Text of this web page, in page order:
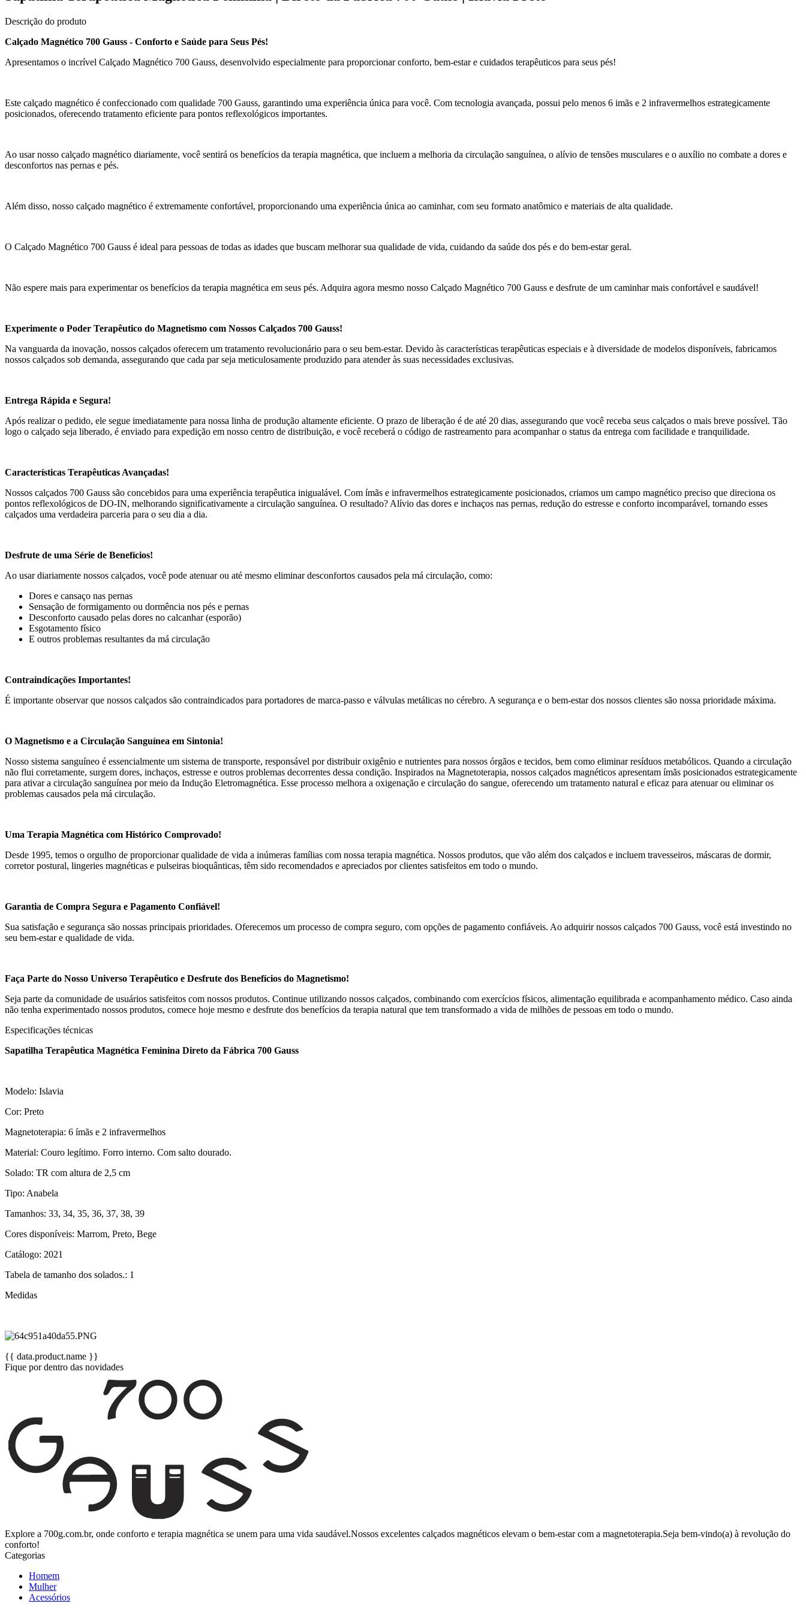
Descrição do produto
Calçado Magnético 700 Gauss - Conforto e Saúde para Seus Pés!
Apresentamos o incrível Calçado Magnético 700 Gauss, desenvolvido especialmente para proporcionar conforto, bem-estar e cuidados terapêuticos para seus pés!
Este calçado magnético é confeccionado com qualidade 700 Gauss, garantindo uma experiência única para você. Com tecnologia avançada, possui pelo menos 6 imãs e 2 infravermelhos estrategicamente
posicionados, oferecendo tratamento eficiente para pontos reflexológicos importantes.
Ao usar nosso calçado magnético diariamente, você sentirá os benefícios da terapia magnética, que incluem a melhoria da circulação sanguínea, o alívio de tensões musculares e o auxílio no combate a dores e
desconfortos nas pernas e pés.
Além disso, nosso calçado magnético é extremamente confortável, proporcionando uma experiência única ao caminhar, com seu formato anatômico e materiais de alta qualidade.
O Calçado Magnético 700 Gauss é ideal para pessoas de todas as idades que buscam melhorar sua qualidade de vida, cuidando da saúde dos pés e do bem-estar geral.
Não espere mais para experimentar os benefícios da terapia magnética em seus pés. Adquira agora mesmo nosso Calçado Magnético 700 Gauss e desfrute de um caminhar mais confortável e saudável!
Experimente o Poder Terapêutico do Magnetismo com Nossos Calçados 700 Gauss!
Na vanguarda da inovação, nossos calçados oferecem um tratamento revolucionário para o seu bem-estar. Devido às características terapêuticas especiais e à diversidade de modelos disponíveis, fabricamos
nossos calçados sob demanda, assegurando que cada par seja meticulosamente produzido para atender às suas necessidades exclusivas.
Entrega Rápida e Segura!
Após realizar o pedido, ele segue imediatamente para nossa linha de produção altamente eficiente. O prazo de liberação é de até 20 dias, assegurando que você receba seus calçados o mais breve possível. Tão
logo o calçado seja liberado, é enviado para expedição em nosso centro de distribuição, e você receberá o código de rastreamento para acompanhar o status da entrega com facilidade e tranquilidade.
Características Terapêuticas Avançadas!
Nossos calçados 700 Gauss são concebidos para uma experiência terapêutica inigualável. Com ímãs e infravermelhos estrategicamente posicionados, criamos um campo magnético preciso que direciona os
pontos reflexológicos de DO-IN, melhorando significativamente a circulação sanguínea. O resultado? Alívio das dores e inchaços nas pernas, redução do estresse e conforto incomparável, tornando esses
calçados uma verdadeira parceria para o seu dia a dia.
Desfrute de uma Série de Benefícios!
Ao usar diariamente nossos calçados, você pode atenuar ou até mesmo eliminar desconfortos causados pela má circulação, como:
Dores e cansaço nas pernas
Sensação de formigamento ou dormência nos pés e pernas
Desconforto causado pelas dores no calcanhar (esporão)
Esgotamento físico
E outros problemas resultantes da má circulação
Contraindicações Importantes!
É importante observar que nossos calçados são contraindicados para portadores de marca-passo e válvulas metálicas no cérebro. A segurança e o bem-estar dos nossos clientes são nossa prioridade máxima.
O Magnetismo e a Circulação Sanguínea em Sintonia!
Nosso sistema sanguíneo é essencialmente um sistema de transporte, responsável por distribuir oxigênio e nutrientes para nossos órgãos e tecidos, bem como eliminar resíduos metabólicos. Quando a circulação
não flui corretamente, surgem dores, inchaços, estresse e outros problemas decorrentes dessa condição. Inspirados na Magnetoterapia, nossos calçados magnéticos apresentam ímãs posicionados estrategicamente
para ativar a circulação sanguínea por meio da Indução Eletromagnética. Esse processo melhora a oxigenação e circulação do sangue, oferecendo um tratamento natural e eficaz para atenuar ou eliminar os
problemas causados pela má circulação.
Uma Terapia Magnética com Histórico Comprovado!
Desde 1995, temos o orgulho de proporcionar qualidade de vida a inúmeras famílias com nossa terapia magnética. Nossos produtos, que vão além dos calçados e incluem travesseiros, máscaras de dormir,
corretor postural, lingeries magnéticas e pulseiras bioquânticas, têm sido recomendados e apreciados por clientes satisfeitos em todo o mundo.
Garantia de Compra Segura e Pagamento Confiável!
Sua satisfação e segurança são nossas principais prioridades. Oferecemos um processo de compra seguro, com opções de pagamento confiáveis. Ao adquirir nossos calçados 700 Gauss, você está investindo no
seu bem-estar e qualidade de vida.
Faça Parte do Nosso Universo Terapêutico e Desfrute dos Benefícios do Magnetismo!
Seja parte da comunidade de usuários satisfeitos com nossos produtos. Continue utilizando nossos calçados, combinando com exercícios físicos, alimentação equilibrada e acompanhamento médico. Caso ainda
não tenha experimentado nossos produtos, comece hoje mesmo e desfrute dos benefícios da terapia natural que tem transformado a vida de milhões de pessoas em todo o mundo.
Especificações técnicas
Sapatilha Terapêutica Magnética Feminina Direto da Fábrica 700 Gauss
Modelo: Islavia
Cor: Preto
Magnetoterapia: 6 ímãs e 2 infravermelhos
Material: Couro legítimo. Forro interno. Com salto dourado.
Solado: TR com altura de 2,5 cm
Tipo: Anabela
Tamanhos: 33, 34, 35, 36, 37, 38, 39
Cores disponíveis: Marrom, Preto, Bege
Catálogo: 2021
Tabela de tamanho dos solados.: 1
Medidas
{{ data.product.name }}
Fique por dentro das novidades
Explore a 700g.com.br, onde conforto e terapia magnética se unem para uma vida saudável.Nossos excelentes calçados magnéticos elevam o bem-estar com a magnetoterapia.Seja bem-vindo(a) à revolução do
conforto!
Categorias
Homem
Mulher
Acessórios